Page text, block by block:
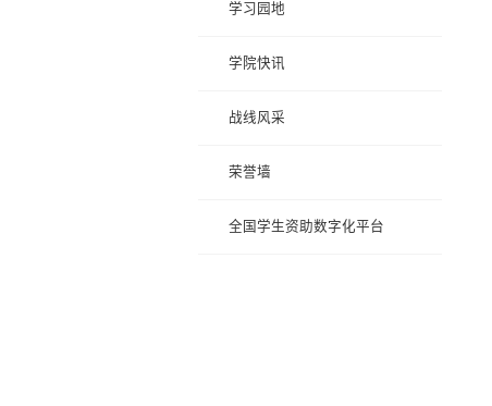
学习园地
学院快讯
战线风采
荣誉墙
全国学生资助数字化平台